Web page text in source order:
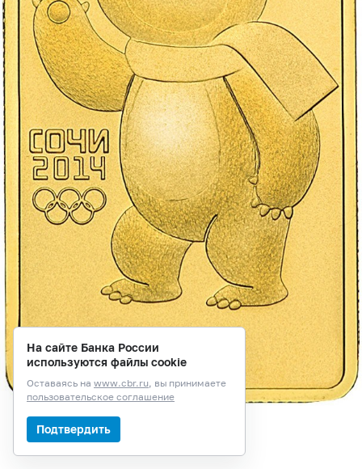
На сайте Банка России
используются файлы cookie
Оставаясь на www.cbr.ru, вы принимаете
пользовательское соглашение
Подтвердить